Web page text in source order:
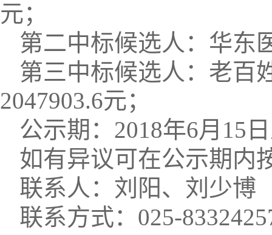
元；
第二中标候选人：华东
第三中标候选人：老百
2047903.6元；
公示期： 2018年6月 15
如有异议可在公示期内
联系人：刘阳、刘少博
联系方式： 025-